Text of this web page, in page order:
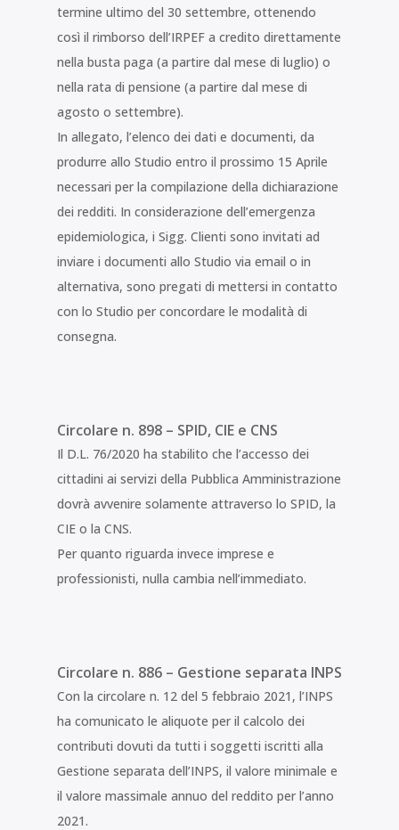
termine ultimo del 30 settembre, ottenendo
così il rimborso dell’IRPEF a credito direttamente
nella busta paga (a partire dal mese di luglio) o
nella rata di pensione (a partire dal mese di
agosto o settembre).
In allegato, l’elenco dei dati e documenti, da
produrre allo Studio entro il prossimo 15 Aprile
necessari per la compilazione della dichiarazione
dei redditi. In considerazione dell’emergenza
epidemiologica, i Sigg. Clienti sono invitati ad
inviare i documenti allo Studio via email o in
alternativa, sono pregati di mettersi in contatto
con lo Studio per concordare le modalità di
consegna.
Circolare n. 898 – SPID, CIE e CNS
Il D.L. 76/2020 ha stabilito che l’accesso dei
cittadini ai servizi della Pubblica Amministrazione
dovrà avvenire solamente attraverso lo SPID, la
CIE o la CNS.
Per quanto riguarda invece imprese e
professionisti, nulla cambia nell’immediato.
Circolare n. 886 – Gestione separata INPS
Con la circolare n. 12 del 5 febbraio 2021, l’INPS
ha comunicato le aliquote per il calcolo dei
contributi dovuti da tutti i soggetti iscritti alla
Gestione separata dell’INPS, il valore minimale e
il valore massimale annuo del reddito per l’anno
2021.